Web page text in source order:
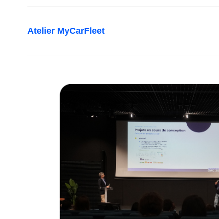
besoins, réponses aux questions, partage
Atelier MyCarFleet
Véritable outil du quotidien pour les
également la communication avec le
Cet atelier a permis de faire le point sur